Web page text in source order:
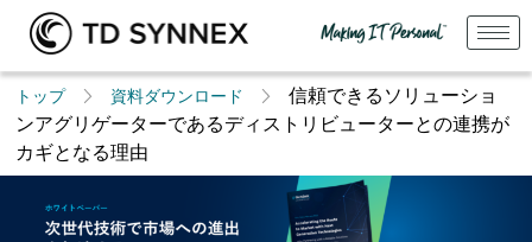
トップ 資料ダウンロード
信頼できるソリューショ
ンアグリゲーターであるディストリビューターとの連携が
カギとなる理由